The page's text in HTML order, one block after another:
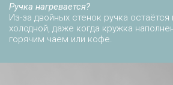
Ручка нагревается?
Из-за двойных стенок ручка
холодной, даже когда кружка
горячим чаем или кофе.